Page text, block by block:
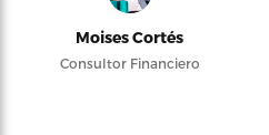
Moises Cortés
Consultor Financiero